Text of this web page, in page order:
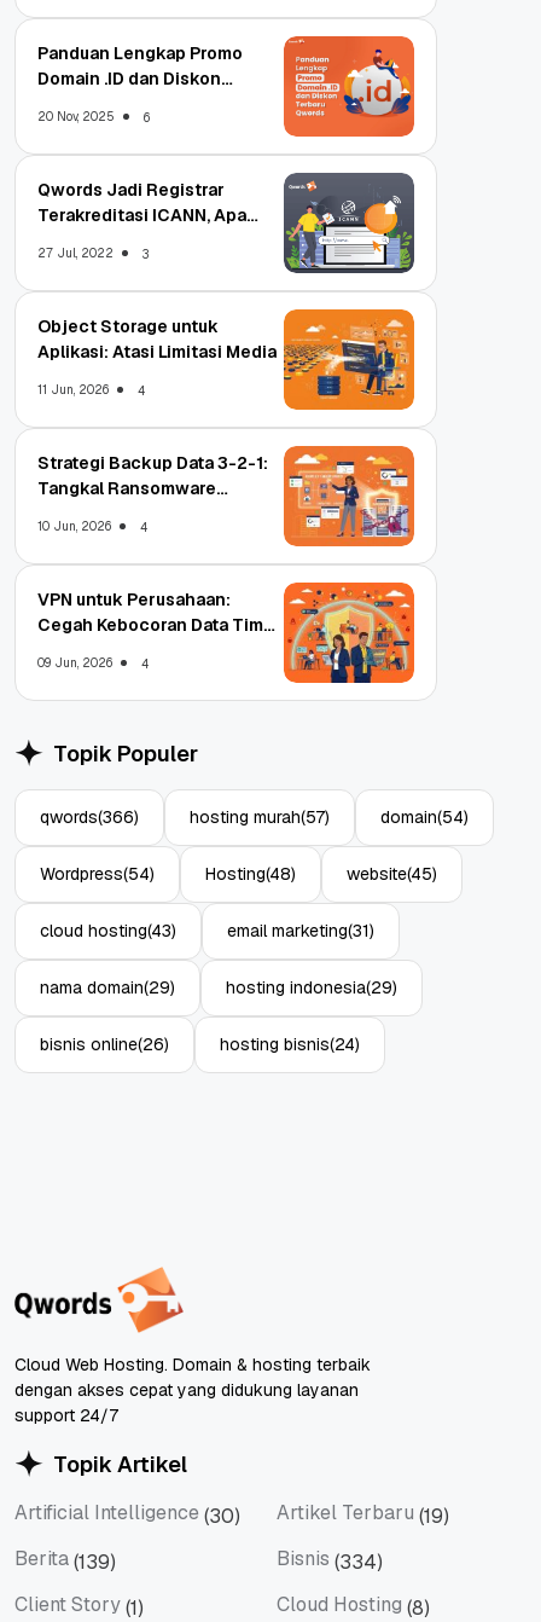
Panduan Lengkap Promo
Domain .ID dan Diskon
20 Nov, 2025 6
Qwords Jadi Registrar
Terakreditasi ICANN, Apa
27 Jul, 2022 3
Object Storage untuk
Aplikasi: Atasi Limitasi Media
11 Jun, 2026 4
Strategi Backup Data 3-2-1:
Tangkal Ransomware
10 Jun, 2026 4
VPN untuk Perusahaan:
Cegah Kebocoran Data Tim
09 Jun, 2026 4
Topik Populer
qwords(366) hosting murah(57) domain(54)
Wordpress(54) Hosting(48) website(45)
cloud hosting(43) email marketing(31)
nama domain(29) hosting indonesia(29)
bisnis online(26) hosting bisnis(24)
Cloud Web Hosting. Domain & hosting terbaik
dengan akses cepat yang didukung layanan
support 24/7
Topik Artikel
Artificial Intelligence (30) Artikel Terbaru (19)
Berita(139) Bisnis (334)
Client Story(1) Cloud Hosting (8)